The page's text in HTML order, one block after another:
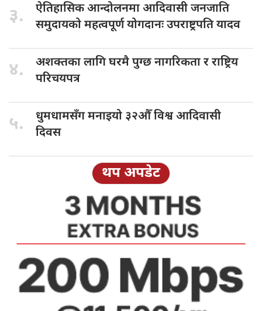
३. ऐतिहासिक आन्दोलनमाआदिवासी जनजाति
समुदायको महत्वपूर्ण योगदानः उपराष्ट्रपति यादव
४. अशक्तका लागिघरमै पुग्छ नागरिकता र राष्ट्रिय
परिचयपत्र
५. धुमधामसँग मनाइयो ३२औँ विश्व आदिवासी
दिवस
थप अपडेट